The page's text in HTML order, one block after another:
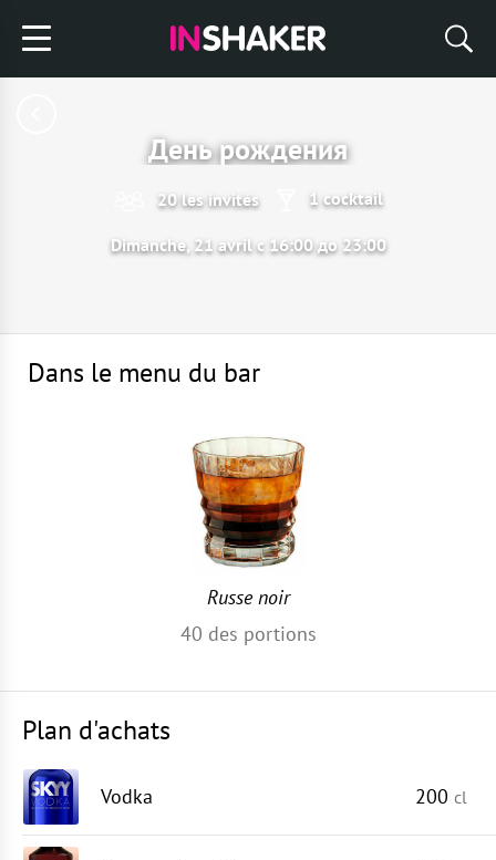
День рождения
20 les invités 1 cocktail
Dimanche, 21 avril с 16:00 до 23:00
Dans le menu du bar
Russe noir
40 des portions
Plan d'achats
Vodka 200 cl